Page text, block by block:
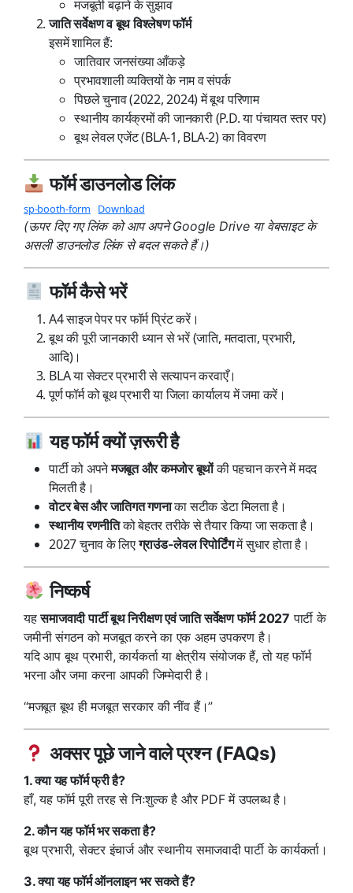
मजबूती बढ़ाने के सुझाव
जाति सर्वेक्षण व बूथ विश्लेषण फॉर्म
इसमें शामिल हैं:
जातिवार जनसंख्या आँकड़े
प्रभावशाली व्यक्तियों के नाम व संपर्क
पिछले चुनाव (2022, 2024) में बूथ परिणाम
स्थानीय कार्यक्रमों की जानकारी (P.D. या पंचायत स्तर पर)
बूथ लेवल एजेंट (BLA-1, BLA-2) का विवरण
फॉर्म डाउनलोड लिंक
sp-booth-form Download
(ऊपर दिए गए लिंक को आप अपने Google Drive या वेबसाइट के
असली डाउनलोड लिंक से बदल सकते हैं।)
फॉर्म कैसे भरें
A4 साइज पेपर पर फॉर्म प्रिंट करें।
बूथ की पूरी जानकारी ध्यान से भरें (जाति, मतदाता, प्रभारी,
आदि)।
BLA या सेक्टर प्रभारी से सत्यापन करवाएँ।
पूर्ण फॉर्म को बूथ प्रभारी या जिला कार्यालय में जमा करें।
यह फॉर्म क्यों ज़रूरी है
पार्टी को अपनेमजबूत और कमजोर बूथोंकी पहचान करने में मदद
मिलती है।
वोटर बेस और जातिगत गणनाका सटीक डेटा मिलता है।
स्थानीय रणनीतिको बेहतर तरीके से तैयार किया जा सकता है।
2027 चुनाव के लिएग्राउंड-लेवल रिपोर्टिंगमें सुधार होता है।
निष्कर्ष
यहसमाजवादी पार्टी बूथ निरीक्षण एवं जाति सर्वेक्षण फॉर्म 2027 पार्टी के
जमीनी संगठन को मजबूत करने का एक अहम उपकरण है।
यदि आप बूथ प्रभारी, कार्यकर्ता या क्षेत्रीय संयोजक हैं, तो यह फॉर्म
भरना और जमा करना आपकी जिम्मेदारी है।
“मजबूत बूथ ही मजबूत सरकार की नींव हैं।”
अक्सर पूछे जाने वाले प्रश्न (FAQs)
1. क्या यह फॉर्म फ्री है?
हाँ, यह फॉर्म पूरी तरह से निःशुल्क है और PDF में उपलब्ध है।
2. कौन यह फॉर्म भर सकता है?
बूथ प्रभारी, सेक्टर इंचार्ज और स्थानीय समाजवादी पार्टी के कार्यकर्ता।
3. क्या यह फॉर्म ऑनलाइन भर सकते हैं?